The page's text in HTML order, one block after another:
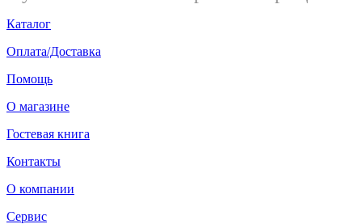
Каталог
Оплата/Доставка
Помощь
О магазине
Гостевая книга
Контакты
О компании
Сервис